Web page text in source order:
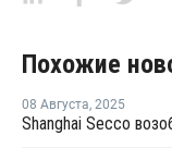
Похожие
08 Августа, 2025